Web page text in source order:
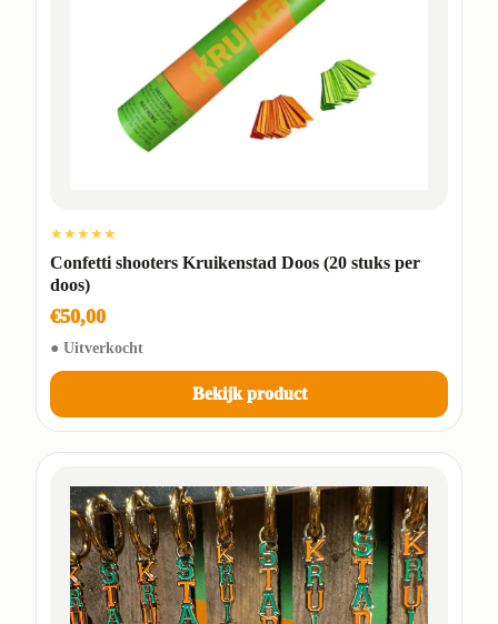
★★★★★
Confetti shooters Kruikenstad Doos (20 stuks per
doos)
€50,00
● Uitverkocht
Bekijk product